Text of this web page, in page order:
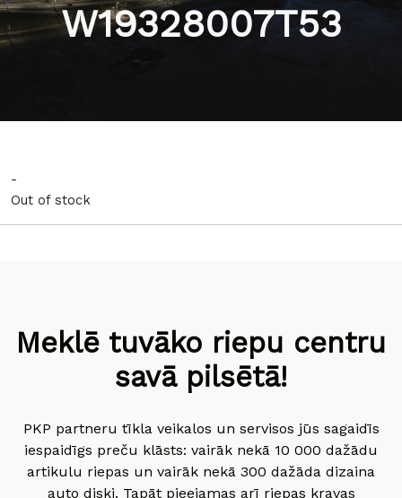
W19328007T53
-
Out of stock
Meklē tuvāko riepu centru
savā pilsētā!
PKP partneru tīkla veikalos un servisos jūs sagaidīs
iespaidīgs preču klāsts: vairāk nekā 10 000 dažādu
artikulu riepas un vairāk nekā 300 dažāda dizaina
auto diski. Tapāt pieejamas arī riepas kravas